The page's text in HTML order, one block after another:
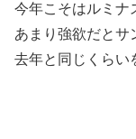
今年こそはルミナ
あまり強欲だとサ
去年と同じくら